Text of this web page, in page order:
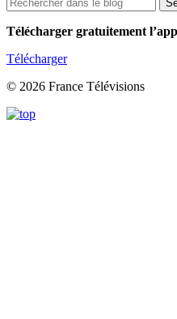
Télécharger gratuitement
Télécharger
© 2026 France Télévisions